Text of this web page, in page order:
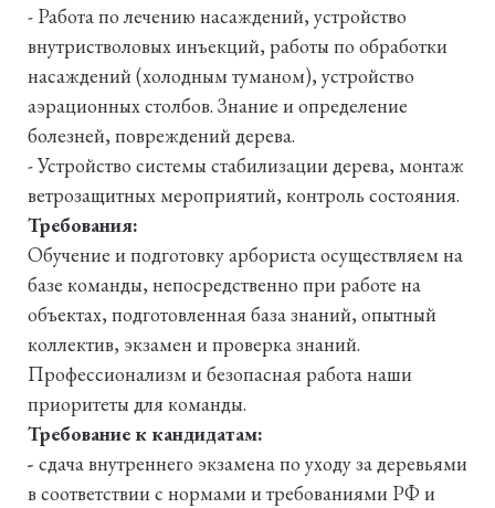
- Работа по лечению насаждений, устройство
внутристволовых инъекций, работы по обработки
насаждений (холодным туманом), устройство
аэрационных столбов. Знание и определение
болезней, повреждений дерева.
- Устройство системы стабилизации дерева, монтаж
ветрозащитных мероприятий, контроль состояния.
Требования:
Обучение и подготовку арбориста осуществляем на
базе команды, непосредственно при работе на
объектах, подготовленная база знаний, опытный
коллектив, экзамен и проверка знаний.
Профессионализм и безопасная работа наши
приоритеты для команды.
Требование к кандидатам:
- сдача внутреннего экзамена по уходу за деревьями
в соответствии с нормами и требованиями РФ и